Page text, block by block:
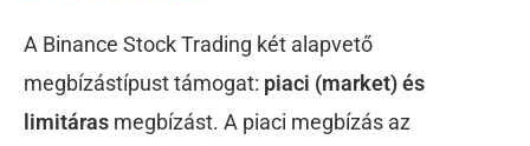
A Binance Stock Trading két alapvető
megbízástípust támogat: piaci (market) és
limitáras megbízást. A piaci megbízás az